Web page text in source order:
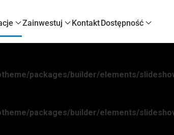
Zainwestuj KontaktDostępność
packages/builder/elements/
packages/builder/elements/